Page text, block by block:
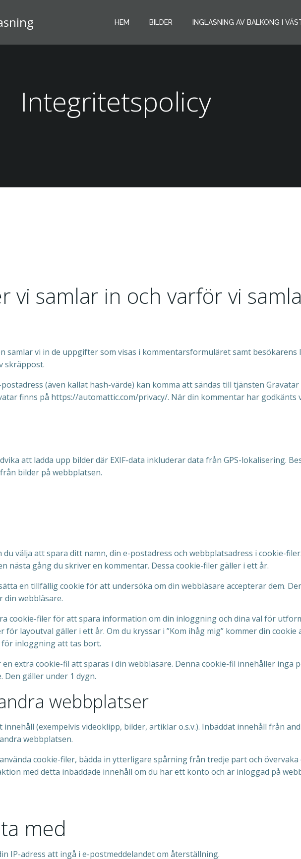
HEM BILDER INGLASNING AV BALKONG I
Integritetspolicy
vi samlar in och varför vi
vi in de uppgifter som visas i kommentarsformuläret samt besökarens
skräppost.
(även kallat hash-värde) kan komma att sändas till tjänsten
finns på https://automattic.com/privacy/. När din kommentar har
att ladda upp bilder där EXIF-data inkluderar data från GPS-lokalisering.
bilder på webbplatsen.
välja att spara ditt namn, din e-postadress och webbplatsadress i cookie-
nästa gång du skriver en kommentar. Dessa cookie-filer gäller i ett år.
en tillfällig cookie för att undersöka om din webbläsare accepterar dem.
webbläsare.
cookie-filer för att spara information om din inloggning och dina val för
layoutval gäller i ett år. Om du kryssar i ”Kom ihåg mig” kommer din cookie
inloggning att tas bort.
extra cookie-fil att sparas i din webbläsare. Denna cookie-fil innehåller
gäller under 1 dygn.
webbplatser
(exempelvis videoklipp, bilder, artiklar o.s.v.). Inbäddat innehåll från
webbplatsen.
cookie-filer, bädda in ytterligare spårning från tredje part och
med detta inbäddade innehåll om du har ett konto och är inloggad på
med
IP-adress att ingå i e-postmeddelandet om återställning.